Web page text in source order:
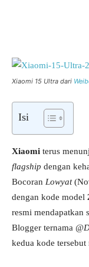
Xiaomi 15 Ultra dari
Isi
Xiaomi terus
flagship dengan
Bocoran Lowyat
dengan kode model
resmi mendapatkan
Blogger ternama
kedua kode